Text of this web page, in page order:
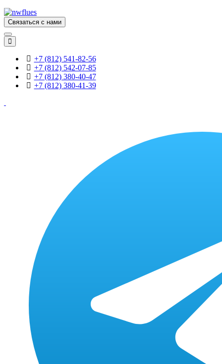
Связаться с нами
+7 (812) 541-82-56
+7 (812) 542-07-85
+7 (812) 380-40-47
+7 (812) 380-41-39